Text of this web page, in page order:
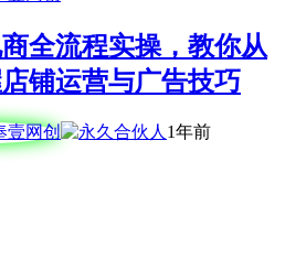
全流程实操，教你从
铺运营与广告技巧
1年前